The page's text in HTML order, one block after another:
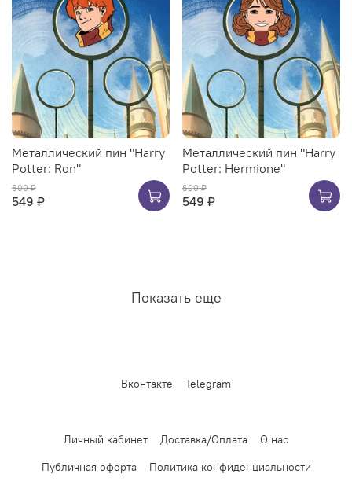
Металлический пин "Harry
Potter: Ron"
600 ₽
549 ₽
Металлический пин "Harry
Potter: Hermione"
600 ₽
549 ₽
Показать еще
Вконтакте Telegram
Личный кабинет Доставка/Оплата
О нас
Публичная оферта
Политика конфиденциальности